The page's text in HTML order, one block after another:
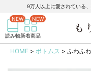
9万人以上に愛されている
読み物新着商品
商品を検索
HOME ボトムス ふわふ